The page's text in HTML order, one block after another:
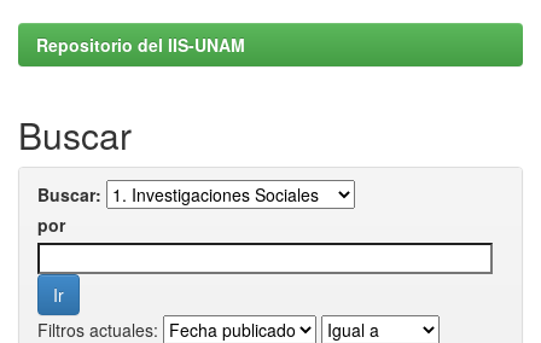
Repositorio del IIS-UNAM
Buscar
Buscar:
por
Filtros actuales: